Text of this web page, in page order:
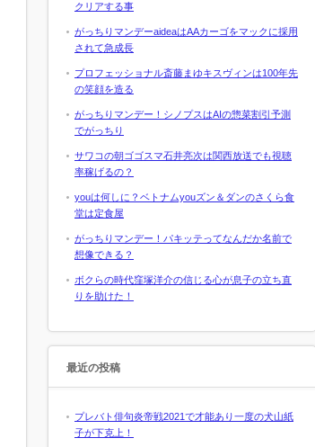
クリアする事
がっちりマンデーaideaはAAカーゴをマックに採用
されて急成長
プロフェッショナル斎藤まゆキスヴィンは100年先
の笑顔を造る
がっちりマンデー！シノプスはAIの惣菜割引予測
でがっちり
サワコの朝ゴゴスマ石井亮次は関西放送でも視聴
率稼げるの？
youは何しに？ベトナムyouズン＆ダンのさくら食
堂は定食屋
がっちりマンデー！パキッテってなんだか名前で
想像できる？
ボクらの時代窪塚洋介の信じる心が息子の立ち直
りを助けた！
最近の投稿
プレバト俳句炎帝戦2021で才能あり一度の犬山紙
子が下克上！